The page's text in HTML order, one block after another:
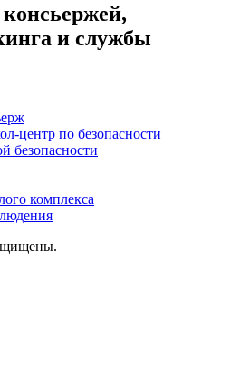
и службы
центр по безопасности
безопасности
комплекса